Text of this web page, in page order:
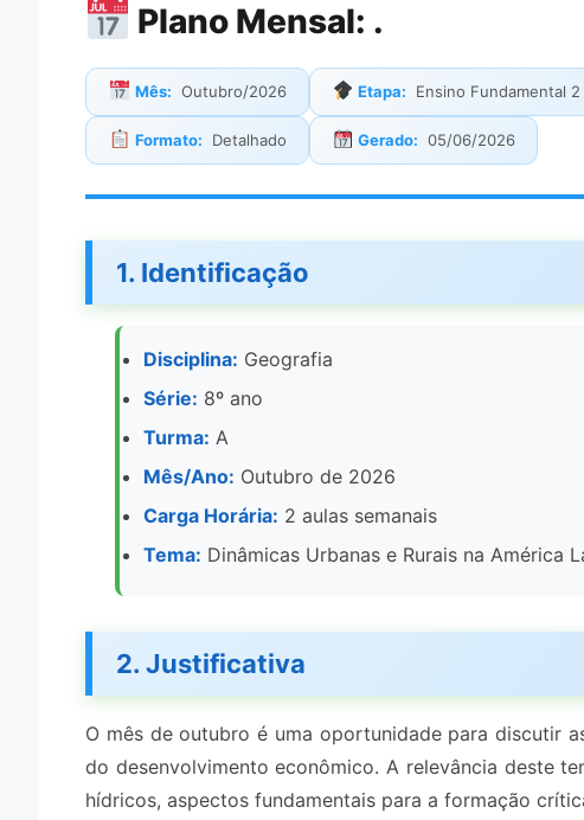
Plano Mensal: .
Mês: Outubro/2026 Etapa: Ensino Fundamental 2
Formato: Detalhado Gerado: 05/06/2026
1. Identificação
Disciplina: Geografia
Série: 8º ano
Turma: A
Mês/Ano: Outubro de 2026
Carga Horária: 2 aulas semanais
Tema: Dinâmicas Urbanas e Rurais na América
2. Justificativa
O mês de outubro é uma oportunidade para discutir
do desenvolvimento econômico. A relevância deste
hídricos, aspectos fundamentais para a formação